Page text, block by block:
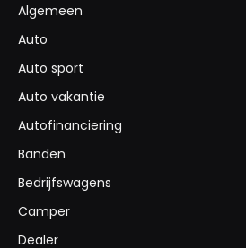
Algemeen
Auto
Auto sport
Auto vakantie
Autofinanciering
Banden
Bedrijfswagens
Camper
Dealer